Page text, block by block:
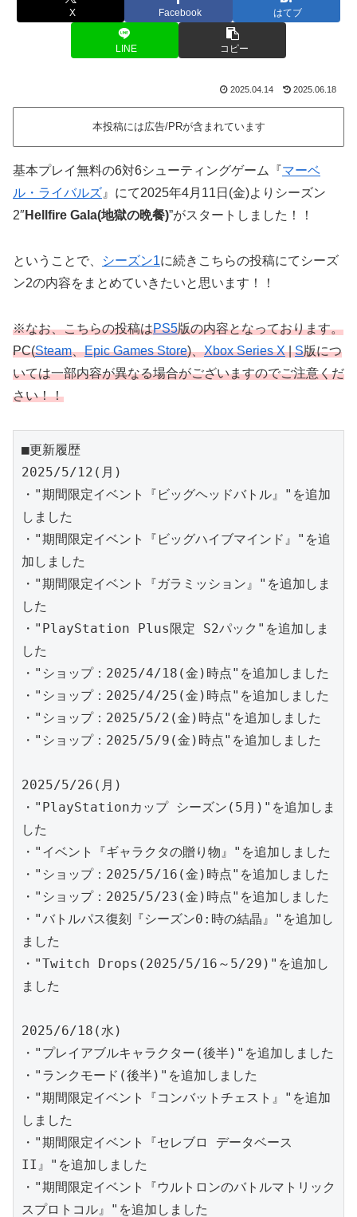
X Facebook はてブ
LINE コピー
2025.04.14 2025.06.18
本投稿には広告/PRが含まれています
基本プレイ無料の6対6シューティングゲーム『マーベ
ル・ライバルズ 』にて2025年4月11日(金)よりシーズン
2″Hellfire Gala(地獄の晩餐)”がスタートしました！！
ということで、 シーズン1に続きこちらの投稿にてシーズ
ン2の内容をまとめていきたいと思います！！
※なお、こちらの投稿はPS5版の内容となっております。
PC(Steam、Epic Games Store)、Xbox Series X|S版につ
いては一部内容が異なる場合がございますのでご注意くだ
さい！！
■更新履歴
2025/5/12(月)
・"期間限定イベント『ビッグヘッドバトル』"を追加
しました
・"期間限定イベント『ビッグハイブマインド』"を追
加しました
・"期間限定イベント『ガラミッション』"を追加しま
した
・"PlayStation Plus限定 S2パック"を追加しま
した
・"ショップ：2025/4/18(金)時点"を追加しました
・"ショップ：2025/4/25(金)時点"を追加しました
・"ショップ：2025/5/2(金)時点"を追加しました
・"ショップ：2025/5/9(金)時点"を追加しました
2025/5/26(月)
・"PlayStationカップ シーズン(5月)"を追加しま
した
・"イベント『ギャラクタの贈り物』"を追加しました
・"ショップ：2025/5/16(金)時点"を追加しました
・"ショップ：2025/5/23(金)時点"を追加しました
・"バトルパス復刻『シーズン0:時の結晶』"を追加し
ました
・"Twitch Drops(2025/5/16～5/29)"を追加し
ました
2025/6/18(水)
・"プレイアブルキャラクター(後半)"を追加しました
・"ランクモード(後半)"を追加しました
・"期間限定イベント『コンバットチェスト』"を追加
しました
・"期間限定イベント『セレブロ データベース
II』"を追加しました
・"期間限定イベント『ウルトロンのバトルマトリック
スプロトコル』"を追加しました